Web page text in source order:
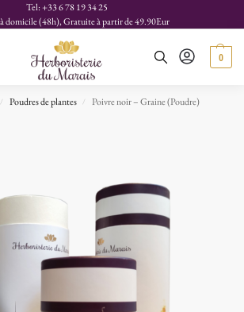
Tel: +33 6 78 19 34 25
domicile (48h), Gratuite à partir de 49.90Eur
0
/ Poudres de plantes / Poivre noir – Graine (Poudre)